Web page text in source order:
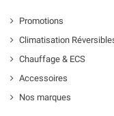
Promotions
Climatisation
Chauffage & ECS
Accessoires
Nos marques